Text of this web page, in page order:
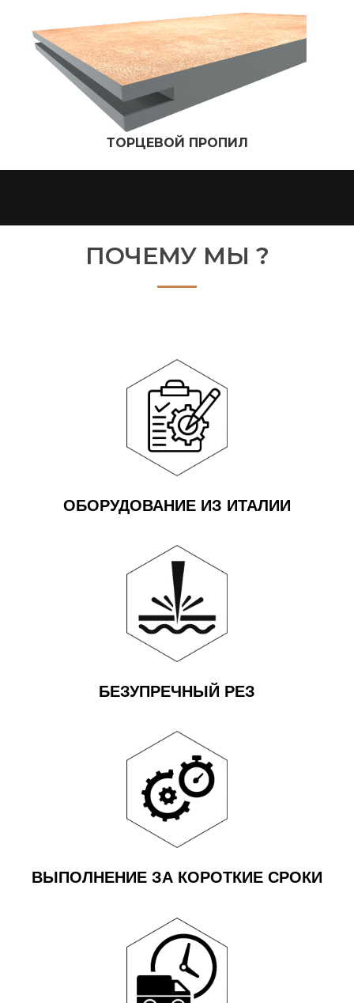
ТОРЦЕВОЙ ПРОПИЛ
ПОЧЕМУ МЫ ?
ОБОРУДОВАНИЕ ИЗ ИТАЛИИ
БЕЗУПРЕЧНЫЙ РЕЗ
ВЫПОЛНЕНИЕ ЗА КОРОТКИЕ СРОКИ